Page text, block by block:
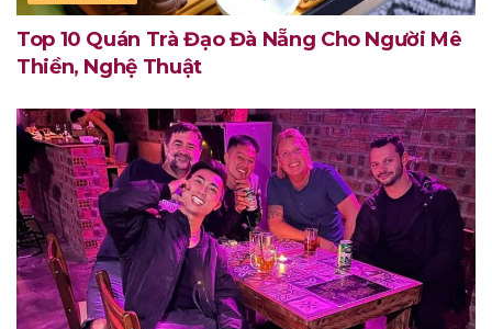
Top 10 Quán Trà Đạo Đà Nẵng Cho Người Mê
Thiền, Nghệ Thuật